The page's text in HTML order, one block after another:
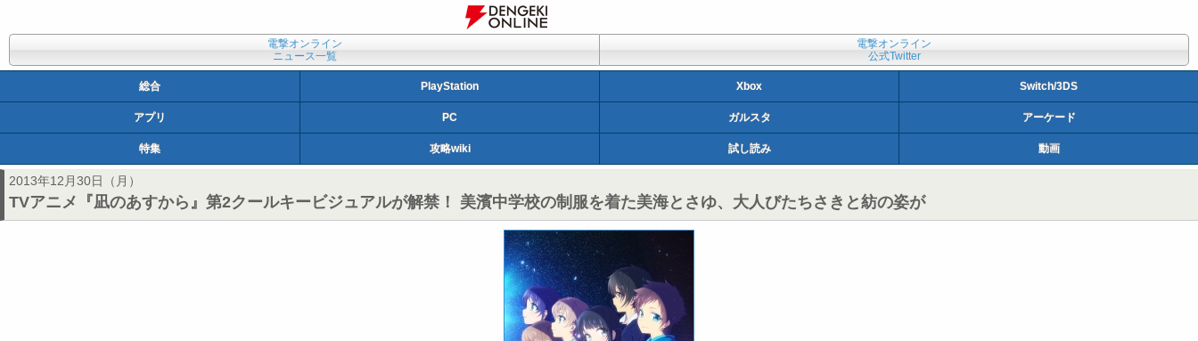
電撃オンライン
ニュース一覧
電撃オンライン
公式Twitter
総合 PlayStation Xbox Switch/3DS
アプリ PC ガルスタ アーケード
特集 攻略wiki 試し読み 動画
2013年12月30日（月）
TVアニメ『凪のあすから』第2クールキービジュアルが解禁！ 美濱中学校の制服を着た美海とさゆ、大人びたちさきと紡の姿が